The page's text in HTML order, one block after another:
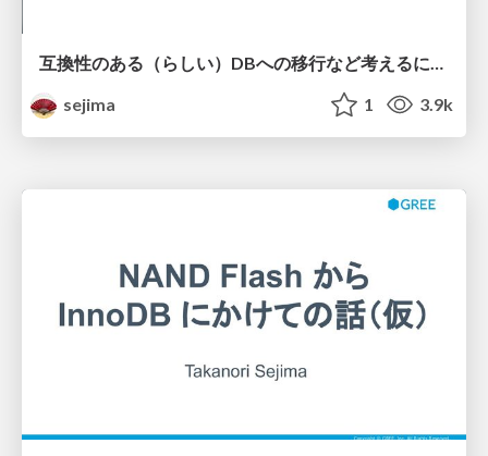
互換性のある（らしい）DBへの移行など考えるにあたってたいへんざっくり
sejima
1 3.9k